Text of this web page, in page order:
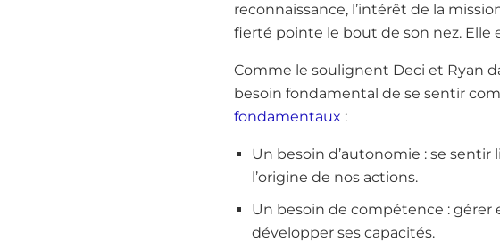
reconnaissance, l’intérêt de la
fierté pointe le bout de son nez.
Comme le soulignent Deci et Ryan
besoin fondamental de se sentir
fondamentaux :
Un besoin d’autonomie : se
l’origine de nos actions.
Un besoin de compétence :
développer ses capacités.